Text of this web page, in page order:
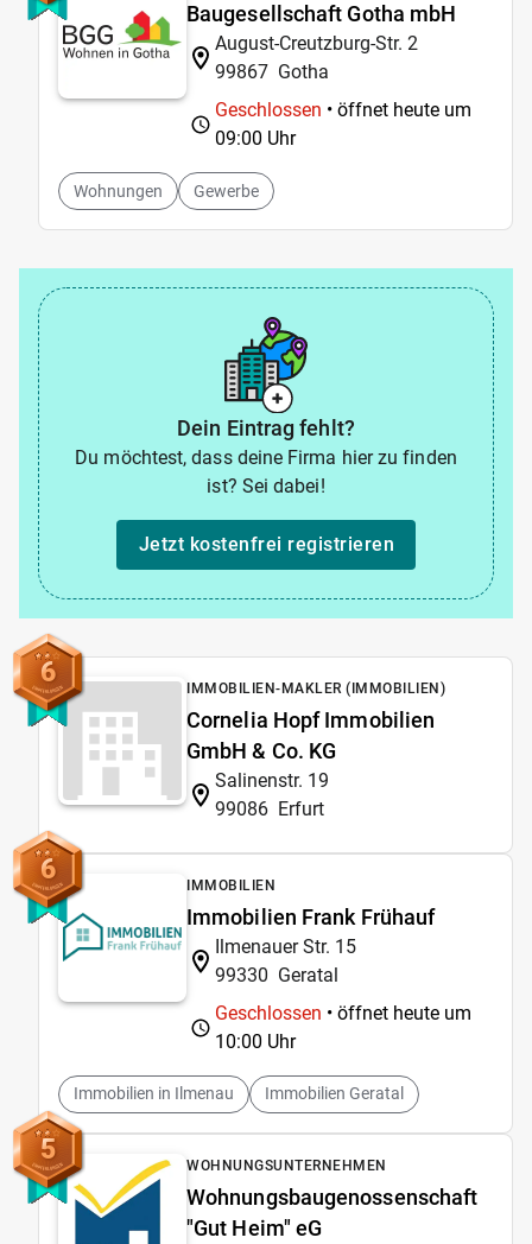
Baugesellschaft Gotha mbH
August-Creutzburg-Str. 2
99867 Gotha
Geschlossen • öffnet heute um
09:00 Uhr
Wohnungen Gewerbe
Dein Eintrag fehlt?
Du möchtest, dass deine Firma hier zu finden
ist? Sei dabei!
Jetzt kostenfrei registrieren
6 IMMOBILIEN-MAKLER (IMMOBILIEN)
Cornelia Hopf Immobilien
GmbH & Co. KG
Salinenstr. 19
99086 Erfurt
6 IMMOBILIEN
Immobilien Frank Frühauf
Ilmenauer Str. 15
99330 Geratal
Geschlossen • öffnet heute um
10:00 Uhr
Immobilien in Ilmenau Immobilien Geratal
5 WOHNUNGSUNTERNEHMEN
Wohnungsbaugenossenschaft
"Gut Heim" eG